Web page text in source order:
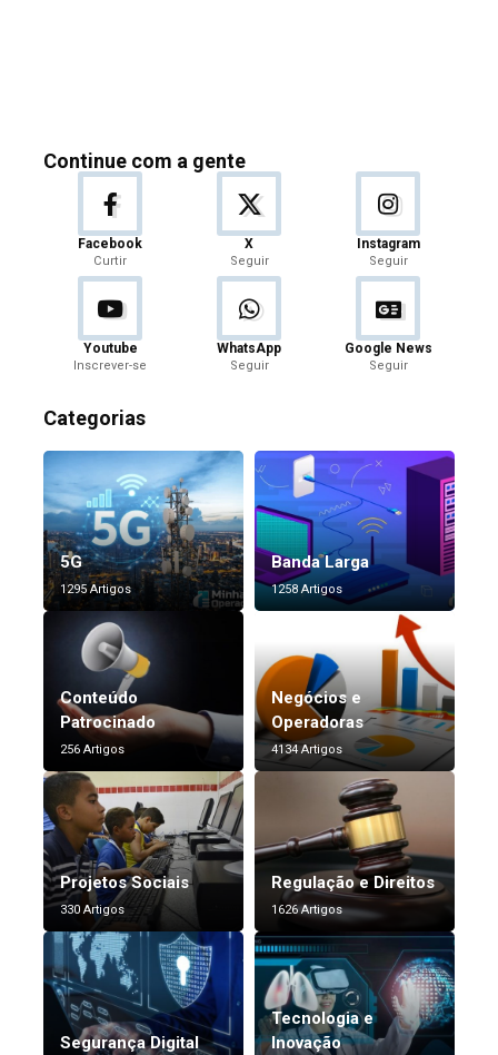
Continue com a gente
Facebook
Curtir
X
Seguir
Instagram
Seguir
Youtube
Inscrever-se
WhatsApp
Seguir
Google News
Seguir
Categorias
5G
1295 Artigos
Banda Larga
1258 Artigos
Conteúdo
Patrocinado
256 Artigos
Negócios e
Operadoras
4134 Artigos
Projetos Sociais
330 Artigos
Regulação e Direitos
1626 Artigos
Segurança Digital
Tecnologia e
Inovação